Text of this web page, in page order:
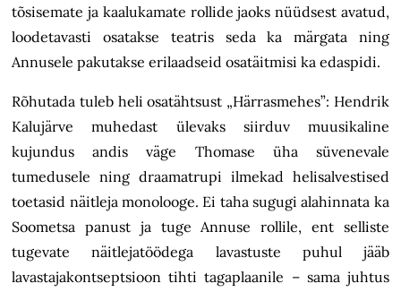
tõsisemate ja kaalukamate rollide jaoks nüüdsest avatud,
loodetavasti osatakse teatris seda ka märgata ning
Annusele pakutakse erilaadseid osatäitmisi ka edaspidi.
Rõhutada tuleb heli osatähtsust „Härrasmehes”: Hendrik
Kalujärve muhedast ülevaks siirduv muusikaline
kujundus andis väge Thomase üha süvenevale
tumedusele ning draamatrupi ilmekad helisalvestised
toetasid näitleja monolooge. Ei taha sugugi alahinnata ka
Soometsa panust ja tuge Annuse rollile, ent selliste
tugevate näitlejatöödega lavastuste puhul jääb
lavastajakontseptsioon tihti tagaplaanile – sama juhtus